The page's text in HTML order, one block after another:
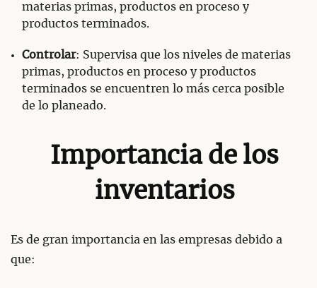
materias primas, productos en proceso y
productos terminados.
Controlar: Supervisa que los niveles de materias
primas, productos en proceso y productos
terminados se encuentren lo más cerca posible
de lo planeado.
Importancia de los
inventarios
Es de gran importancia en las empresas debido a
que: